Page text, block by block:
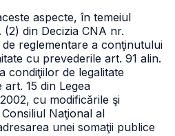
aspecte, în temeiul
din Decizia CNA nr.
reglementare a conţinutului
cu prevederile art. 91 alin.
condiţiilor de legalitate
15 din Legea
cu modificările şi
Naţional al
unei somaţii publice